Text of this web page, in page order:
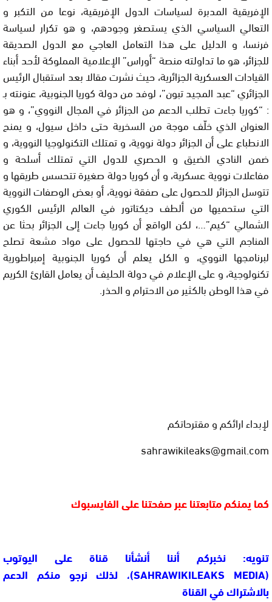
الإفريقية المدبرة لسياسات الدول الإفريقية، نوعا من التكبر و
التعالي السياسي الذي يستصغر وجودهم، و هو تكرار لسياسة
فرنسا، و الدليل على هذا التعامل العاجي مع الدول الصديقة
للجزائر، هو ما تداولته منصة “أوراس” الإعلامية المملوكة لأحد أبناء
القيادات العسكرية الجزائرية، حيث نشرت مقالا بعد استقبال الرئيس
الجزائري “عبد المجيد تبون”، لوفد من دولة كوريا الجنوبية، عنونته بـ
: “كوريا جاءت تطلب الدعم من الجزائر في المجال النووي”، و هو
العنوان الذي خلّف موجة من السخرية حتى داخل سيول، و يمنح
الانطباع على أن الجزائر دولة نووية، و تمتلك التكنولوجيا النووية، و
ضمن النادي الضيق و الحصري للدول التي تمتلك أسلحة و
مفاعلات نووية عسكرية، و أن كوريا دولة صغيرة تتحسس طريقها و
تتوسل الجزائر للحصول على صفقة نووية، أو بعض الوصفات النووية
التي ستحميها من ألطف ديكتاتور في العالم الرئيس الكوري
الشمالي “كيم”…، لكن الواقع أن كوريا جاءت إلى الجزائر بحثا عن
المناجم التي هي في حاجتها للحصول على مواد مشعة تصلح
لبرنامجها النووي، و الكل يعلم أن كوريا الجنوبية إمبراطورية
تكنولوجية، و على الإعلام في دولة الحليف أن يعامل القارئ الكريم
في هذا الوطن بالكثير من الاحترام و الحذر.
لإبداء ارائكم و مقترحاتكم
sahrawikileaks@gmail.com
كما يمنكم متابعتنا عبر صفحتنا على الفايسبوك
تنويه: نخبركم أننا أنشأنا قناة على اليوتوب
(SAHRAWIKILEAKS MEDIA)، لذلك نرجو منكم الدعم
بالاشتراك في القناة